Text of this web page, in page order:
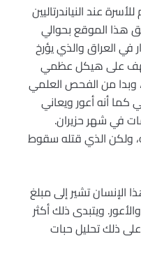
عند النياندرتاليين
هذا الموقع بحوالي
العراق والذي يؤرخ
الكهف على هيكل عظمي
وبدا من الفحص العلمي
أنه أعور ويعاني
في شهر حزيران.
ولكن الذي قتله سقوط
الإنسان تشير إلى مبلغ
ويتبدى ذلك أكثر
ذلك تحليل حبات